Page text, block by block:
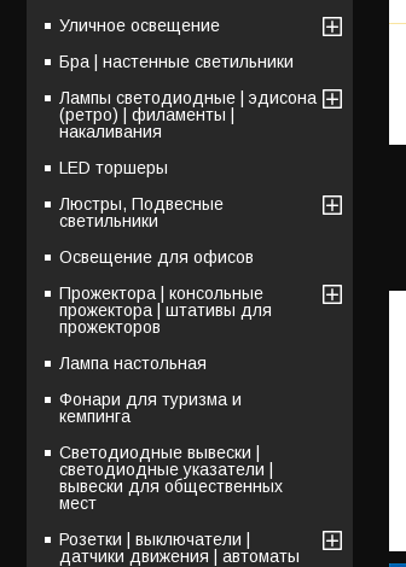
Уличное освещение
Бра | настенные светильники
Лампы светодиодные | эдисона
(ретро) | филаменты |
накаливания
LED торшеры
Люстры, Подвесные
светильники
Освещение для офисов
Прожектора | консольные
прожектора | штативы для
прожекторов
Лампа настольная
Фонари для туризма и
кемпинга
Светодиодные вывески |
светодиодные указатели |
вывески для общественных
мест
Розетки | выключатели |
датчики движения | автоматы